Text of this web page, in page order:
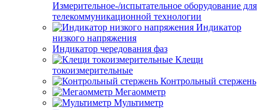
Измерительное-/испытательное оборудование для
телекоммуникационной технологии
Индикатор
низкого напряжения
Индикатор чередования фаз
Клещи
токоизмерительные
Контрольный стержень
Мегаомметр
Мультиметр